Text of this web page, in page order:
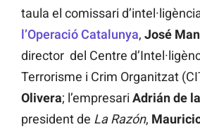
taula el comissari
l’Operació Catalunya, José
director del Centre
Terrorisme i Crim Organitzat
Olivera; l’empresari Adrián de
president de La Razón,